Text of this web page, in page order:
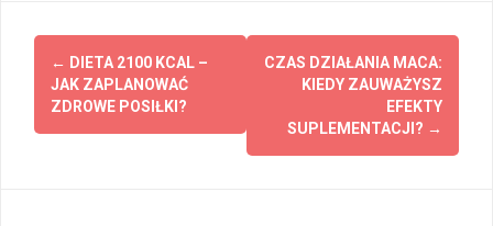
Post
navigation
← DIETA 2100 KCAL –
JAK ZAPLANOWAĆ
ZDROWE POSIŁKI?
CZAS DZIAŁANIA MACA:
KIEDY ZAUWAŻYSZ
EFEKTY
SUPLEMENTACJI? →